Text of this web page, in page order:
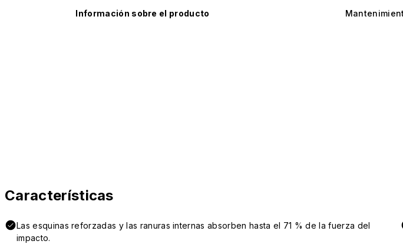
Información sobre el producto
Características
Las esquinas reforzadas y las ranuras internas absorben hasta el 71 % de la fuerza del
impacto.